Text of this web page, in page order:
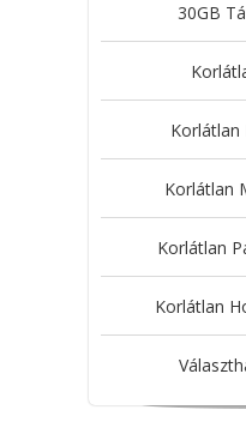
30GB
Korlátlan
Korlátlan
Korlátlan
Korlátlan